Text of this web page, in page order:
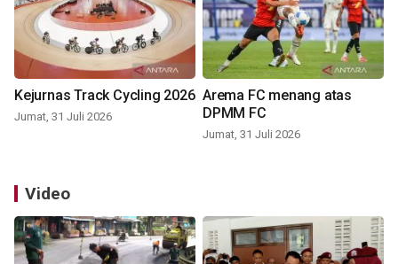
Kejurnas Track Cycling 2026
Jumat, 31 Juli 2026
Arema FC menang atas
DPMM FC
Jumat, 31 Juli 2026
Video